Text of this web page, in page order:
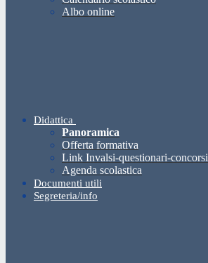
Albo online
Didattica
Panoramica
Offerta formativa
Link Invalsi-questionari-concorsi
Agenda scolastica
Documenti utili
Segreteria/info